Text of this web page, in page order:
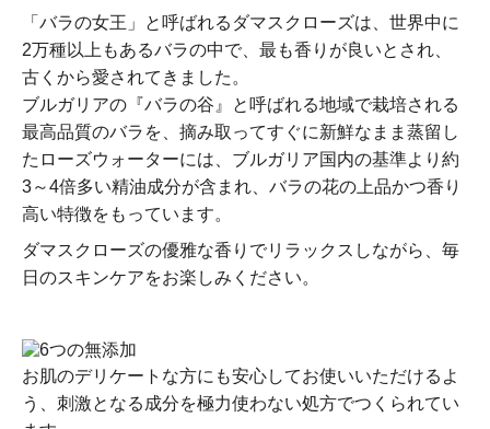
「バラの女王」と呼ばれるダマスクローズは、世界中に
2万種以上もあるバラの中で、最も香りが良いとされ、
古くから愛されてきました。
ブルガリアの『バラの谷』と呼ばれる地域で栽培される
最高品質のバラを、摘み取ってすぐに新鮮なまま蒸留し
たローズウォーターには、ブルガリア国内の基準より約
3～4倍多い精油成分が含まれ、バラの花の上品かつ香り
高い特徴をもっています。
ダマスクローズの優雅な香りでリラックスしながら、毎
日のスキンケアをお楽しみください。
お肌のデリケートな方にも安心してお使いいただけるよ
う、刺激となる成分を極力使わない処方でつくられてい